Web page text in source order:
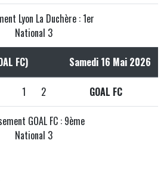
Lyon La Duchère : 1er
National 3
FC) Samedi 16 Mai 2026
1 2 GOAL FC
GOAL FC : 9ème
National 3